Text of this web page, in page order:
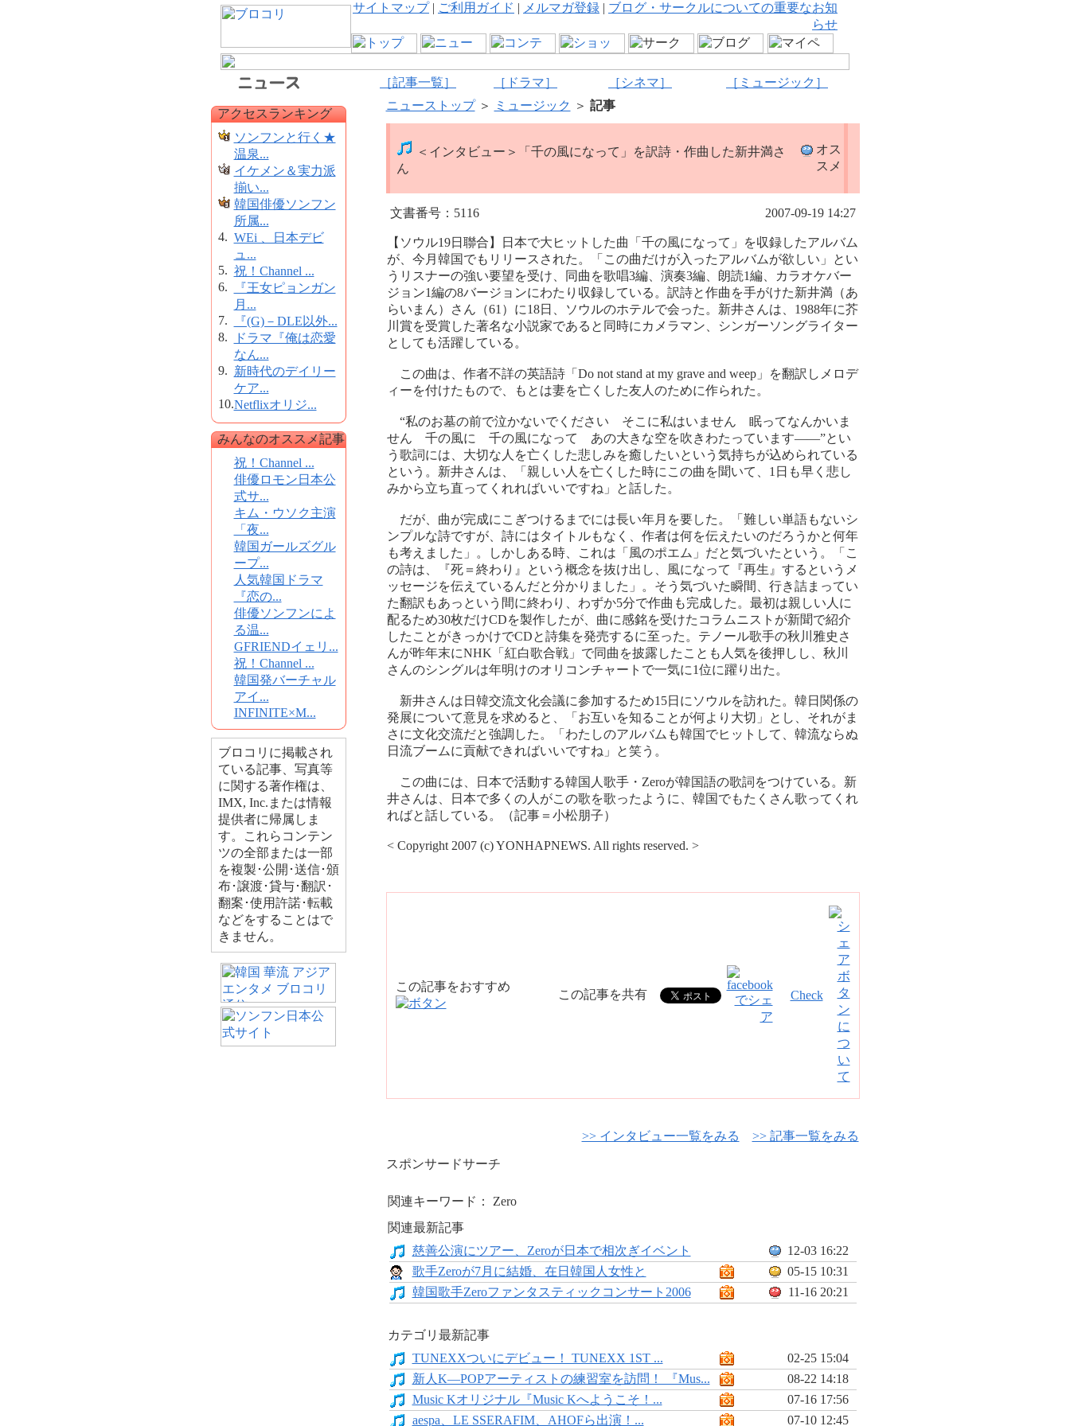
サイトマップ| ご利用ガイド | メルマガ登録 | ブログ・サークルについての重要なお知
らせ
［記事一覧］ ［ドラマ］ ［シネマ］ ［ミュージック］
アクセスランキング
ソンフンと行く★
温泉...
イケメン＆実力派
揃い...
韓国俳優ソンフン
所属...
4. WEi 、日本デビ
ュ...
5. 祝！Channel ...
6.
『王女ピョンガン
月...
7.
『(G)－DLE以外...
8.
ドラマ『俺は恋愛
なん...
9. 新時代のデイリー
ケア...
10.Netflixオリジ...
みんなのオススメ記事
祝！Channel ...
俳優ロモン日本公
式サ...
キム・ウソク主演
「夜...
韓国ガールズグル
ープ...
人気韓国ドラマ
『恋の...
俳優ソンフンによ
る温...
GFRIENDイェリ...
祝！Channel ...
韓国発バーチャル
アイ...
INFINITE×M...
ブロコリに掲載され
ている記事、写真等
に関する著作権は、
IMX, Inc.または情報
提供者に帰属しま
す。これらコンテン
ツの全部または一部
を複製･公開･送信･頒
布･譲渡･貸与･翻訳･
翻案･使用許諾･転載
などをすることはで
きません。
ニューストップ＞ ミュージック ＞ 記事
＜インタビュー＞「千の風になって」を訳詩・作曲した新井満さ
ん
オス
スメ
文書番号：5116 2007-09-19 14:27
【ソウル19日聯合】日本で大ヒットした曲「千の風になって」を収録したアルバム
が、今月韓国でもリリースされた。「この曲だけが入ったアルバムが欲しい」とい
うリスナーの強い要望を受け、同曲を歌唱3編、演奏3編、朗読1編、カラオケバー
ジョン1編の8バージョンにわたり収録している。訳詩と作曲を手がけた新井満（あ
らいまん）さん（61）に18日、ソウルのホテルで会った。新井さんは、1988年に芥
川賞を受賞した著名な小説家であると同時にカメラマン、シンガーソングライター
としても活躍している。
この曲は、作者不詳の英語詩「Do not stand at my grave and weep」を翻訳しメロデ
ィーを付けたもので、もとは妻を亡くした友人のために作られた。
“私のお墓の前で泣かないでください そこに私はいません 眠ってなんかいま
せん 千の風に 千の風になって あの大きな空を吹きわたっています――”とい
う歌詞には、大切な人を亡くした悲しみを癒したいという気持ちが込められている
という。新井さんは、「親しい人を亡くした時にこの曲を聞いて、1日も早く悲し
みから立ち直ってくれればいいですね」と話した。
だが、曲が完成にこぎつけるまでには長い年月を要した。「難しい単語もないシ
ンプルな詩ですが、詩にはタイトルもなく、作者は何を伝えたいのだろうかと何年
も考えました」。しかしある時、これは「風のポエム」だと気づいたという。「こ
の詩は、『死＝終わり』という概念を抜け出し、風になって『再生』するというメ
ッセージを伝えているんだと分かりました」。そう気づいた瞬間、行き詰まってい
た翻訳もあっという間に終わり、わずか5分で作曲も完成した。最初は親しい人に
配るため30枚だけCDを製作したが、曲に感銘を受けたコラムニストが新聞で紹介
したことがきっかけでCDと詩集を発売するに至った。テノール歌手の秋川雅史さ
んが昨年末にNHK「紅白歌合戦」で同曲を披露したことも人気を後押しし、秋川
さんのシングルは年明けのオリコンチャートで一気に1位に躍り出た。
新井さんは日韓交流文化会議に参加するため15日にソウルを訪れた。韓日関係の
発展について意見を求めると、「お互いを知ることが何より大切」とし、それがま
さに文化交流だと強調した。「わたしのアルバムも韓国でヒットして、韓流ならぬ
日流ブームに貢献できればいいですね」と笑う。
この曲には、日本で活動する韓国人歌手・Zeroが韓国語の歌詞をつけている。新
井さんは、日本で多くの人がこの歌を歌ったように、韓国でもたくさん歌ってくれ
ればと話している。（記事＝小松朋子）
< Copyright 2007 (c) YONHAPNEWS. All rights reserved. >
この記事をおすすめ
この記事を共有 Check
>> インタビュー一覧をみる >> 記事一覧をみる
スポンサードサーチ
関連キーワード： Zero
関連最新記事
慈善公演にツアー、Zeroが日本で相次ぎイベント
12-03 16:22
歌手Zeroが7月に結婚、在日韓国人女性と
05-15 10:31
韓国歌手Zeroファンタスティックコンサート2006
11-16 20:21
カテゴリ最新記事
TUNEXXついにデビュー！ TUNEXX 1ST ...
02-25 15:04
新人K―POPアーティストの練習室を訪問！ 『Mus...
08-22 14:18
Music Kオリジナル『Music Kへようこそ！...
07-16 17:56
aespa、LE SSERAFIM、AHOFら出演！...
07-10 12:45